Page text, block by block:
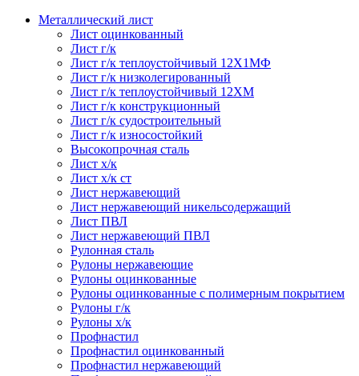
Металлический лист
Лист оцинкованный
Лист г/к
Лист г/к теплоустойчивый 12Х1МФ
Лист г/к низколегированный
Лист г/к теплоустойчивый 12ХМ
Лист г/к конструкционный
Лист г/к судостроительный
Лист г/к износостойкий
Высокопрочная сталь
Лист х/к
Лист х/к ст
Лист нержавеющий
Лист нержавеющий никельсодержащий
Лист ПВЛ
Лист нержавеющий ПВЛ
Рулонная сталь
Рулоны нержавеющие
Рулоны оцинкованные
Рулоны оцинкованные с полимерным покрытием
Рулоны г/к
Рулоны х/к
Профнастил
Профнастил оцинкованный
Профнастил нержавеющий